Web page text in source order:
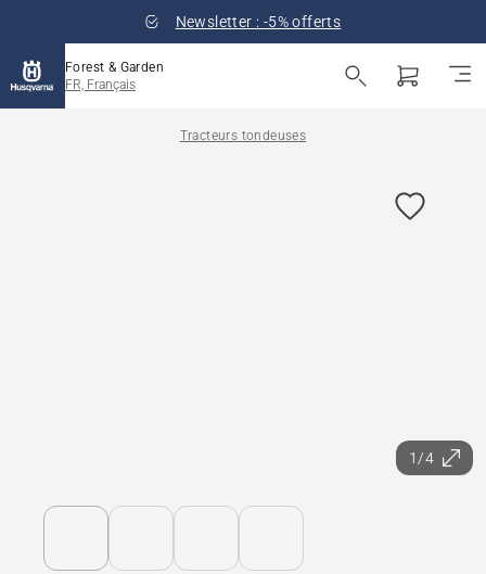
Newsletter : -5% offerts
Forest & Garden
FR, Français
Tracteurs tondeuses
1/4